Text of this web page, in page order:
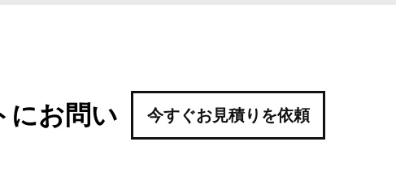
にお問い
今すぐお見積りを依頼